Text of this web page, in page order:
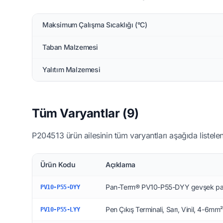
Maksimum Çalışma Sıcaklığı (°C)
Taban Malzemesi
Yalıtım Malzemesi
Tüm Varyantlar (9)
P204513 ürün ailesinin tüm varyantları aşağıda
Ürün Kodu Açıklama
PV10-P55-DYY Pan-Term® PV10-P55-DYY gevşek
PV10-P55-LYY Pen Çıkış Terminali, Sarı, Vinil, 4-